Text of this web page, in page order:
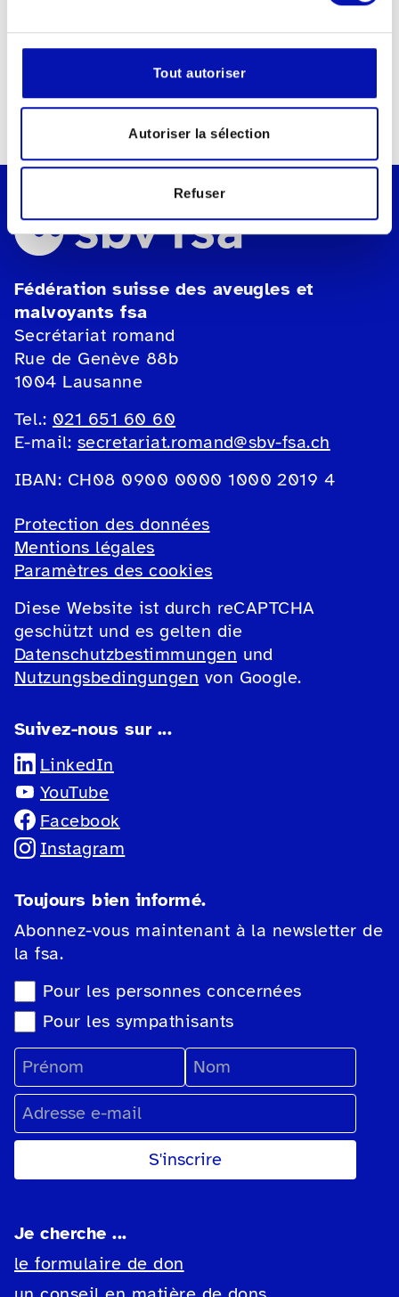
Tout autoriser
Autoriser la sélection
Refuser
Voir tous les contenus
Fédération suisse des aveugles et
malvoyants fsa
Secrétariat romand
Rue de Genève 88b
1004 Lausanne
Tel.: 021 651 60 60
E-mail: secretariat.romand@sbv-fsa.ch
IBAN: CH08 0900 0000 1000 2019 4
Protection des données
Mentions légales
Paramètres des cookies
Diese Website ist durch reCAPTCHA
geschützt und es gelten die
Datenschutzbestimmungen und
Nutzungsbedingungen von Google.
Suivez-nous sur ...
LinkedIn
YouTube
Facebook
Instagram
Toujours bien informé.
Abonnez-vous maintenant à la newsletter de
la fsa.
Sélection du type de newsletter
Pour les personnes concernées
Pour les sympathisants
Prénom
Nom
Adresse e-mail
Je cherche ...
le formulaire de don